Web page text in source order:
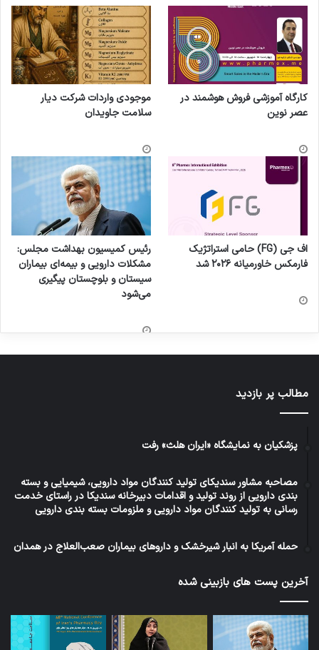
کارگاه آموزشی فروش هوشمند در
عصر نوین
موجودی واردات شرکت دیار
سلامت جاویدان
اف جی (FG) حامی استراتژیک
فارمکس خاورمیانه ۲۰۲۶ شد
رئیس کمیسیون بهداشت مجلس:
مشکلات دارویی و بیمه‌ای بیماران
سیستان و بلوچستان پیگیری
می‌شود
مطالب پر بازدید
پزشکیان به نمایشگاه «ایران هلث» رفت
مصاحبه مشاور سندیکای تولید کنندگان مواد دارویی، شیمیایی و بسته
بندی دارویی از روند تولید و اقدامات دبیرخانه سندیکا در راستای خدمت
رسانی به تولید کنندگان مواد دارویی و ملزومات بسته بندی دارویی
حمله آمریکا به انبار شیرخشک و داروهای بیماران صعب‌العلاج در همدان
آخرین پست های بازبینی شده